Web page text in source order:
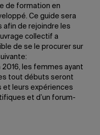
de formation en
Ce guide sera
afin de rejoindre les
collectif a
de se le procurer sur
2016, les femmes ayant
tout débuts seront
et leurs expériences
et d’un forum-